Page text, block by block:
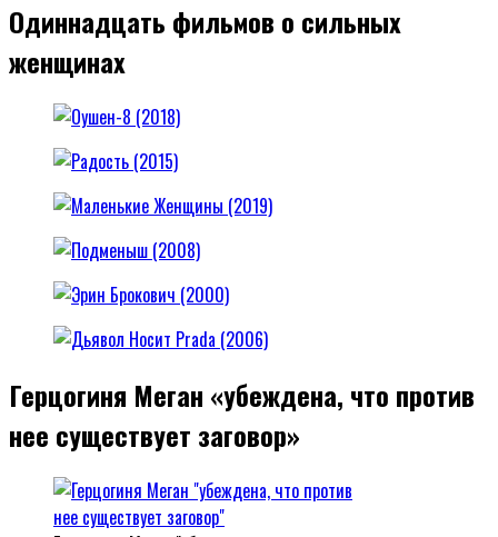
Одиннадцать фильмов о сильных
женщинах
Герцогиня Меган «убеждена, что против
нее существует заговор»